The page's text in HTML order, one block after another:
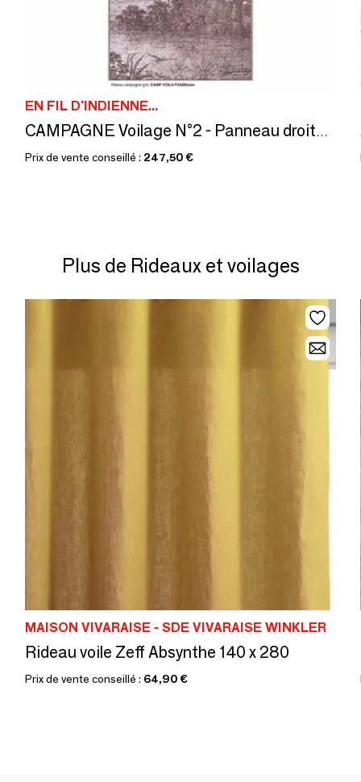
EN FIL D'INDIENNE...
CAMPAGNE Voilage N°2 - Panneau droite en voile lin imprimé Ananbô 140x280 FRAMBO
Prix de vente conseillé : 247,50 €
Plus de Rideaux et voilages
MAISON VIVARAISE - SDE VIVARAISE WINKLER
Rideau voile Zeff Absynthe 140 x 280
Prix de vente conseillé : 64,90 €